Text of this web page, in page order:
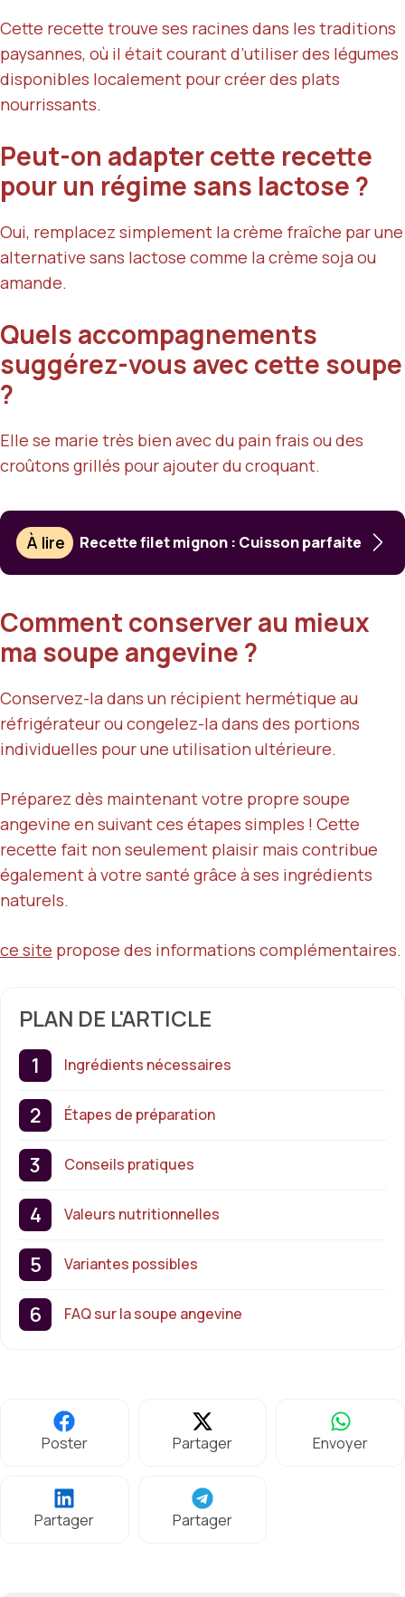
Cette recette trouve ses racines dans les traditions
paysannes, où il était courant d’utiliser des légumes
disponibles localement pour créer des plats
nourrissants.
Peut-on adapter cette recette
pour un régime sans lactose ?
Oui, remplacez simplement la crème fraîche par une
alternative sans lactose comme la crème soja ou
amande.
Quels accompagnements
suggérez-vous avec cette soupe
?
Elle se marie très bien avec du pain frais ou des
croûtons grillés pour ajouter du croquant.
À lire Recette filet mignon : Cuisson parfaite
Comment conserver au mieux
ma soupe angevine ?
Conservez-la dans un récipient hermétique au
réfrigérateur ou congelez-la dans des portions
individuelles pour une utilisation ultérieure.
Préparez dès maintenant votre propre soupe
angevine en suivant ces étapes simples ! Cette
recette fait non seulement plaisir mais contribue
également à votre santé grâce à ses ingrédients
naturels.
ce site propose des informations complémentaires.
PLAN DE L'ARTICLE
Ingrédients nécessaires
Étapes de préparation
Conseils pratiques
Valeurs nutritionnelles
Variantes possibles
FAQ sur la soupe angevine
Poster Partager Envoyer
Partager Partager